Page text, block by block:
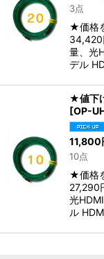
3点
★価格
量、光
デル
★値下
[OP-
11,800
10点
★価格
光
ル